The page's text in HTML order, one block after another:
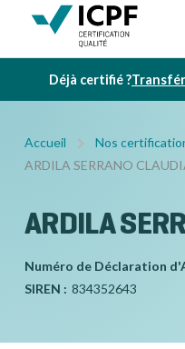
Déjà certifié ?
Accueil Nos
ARDILA SERRANO
ARDILA
Numéro de Déclaration
SIREN : 834352643